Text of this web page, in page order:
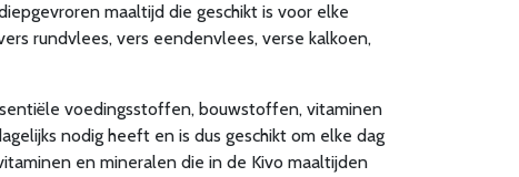
maaltijd die geschikt is voor elke
rundvlees, vers eendenvlees, verse kalkoen,
voedingsstoffen, bouwstoffen, vitaminen
nodig heeft en is dus geschikt om elke dag
en mineralen die in de Kivo maaltijden